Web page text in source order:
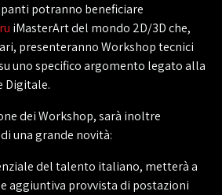
potranno beneficiare
iMasterArt del mondo 2D/3D che,
presenteranno Workshop tecnici
uno specifico argomento legato alla
Digitale.
dei Workshop, sarà inoltre
una grande novità:
del talento italiano, metterà a
aggiuntiva provvista di postazioni